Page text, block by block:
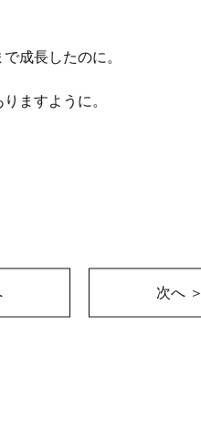
成長したのに。
ますように。
次へ ＞